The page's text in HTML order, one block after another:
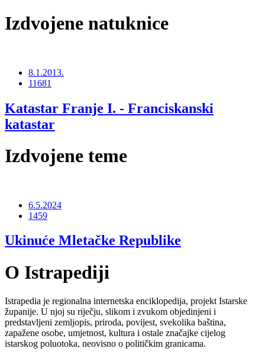
Izdvojene natuknice
8.1.2013.
11681
Katastar Franje I. - Franciskanski
katastar
Izdvojene teme
6.5.2024
1459
Ukinuće Mletačke Republike
O Istrapediji
Istrapedia je regionalna internetska enciklopedija, projekt Istarske
županije. U njoj su riječju, slikom i zvukom objedinjeni i
predstavljeni zemljopis, priroda, povijest, svekolika baština,
zapažene osobe, umjetnost, kultura i ostale značajke cijelog
istarskog poluotoka, neovisno o političkim granicama.